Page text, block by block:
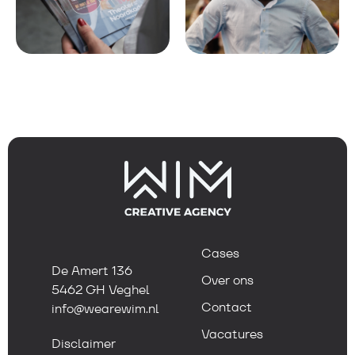
De Amert 136
5462 GH Veghel
info@wearewim.nl
Disclaimer
Cases
Over ons
Contact
Vacatures